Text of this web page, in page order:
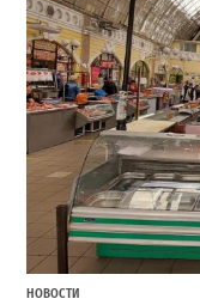
НОВОСТИ